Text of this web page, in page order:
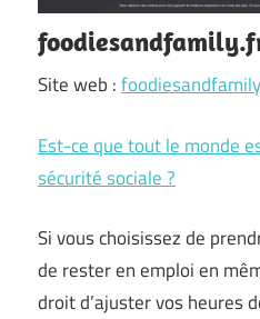
Site web :
Est-ce que tout le monde
sécurité sociale ?
Si vous choisissez de
de rester en emploi en
droit d’ajuster vos heures